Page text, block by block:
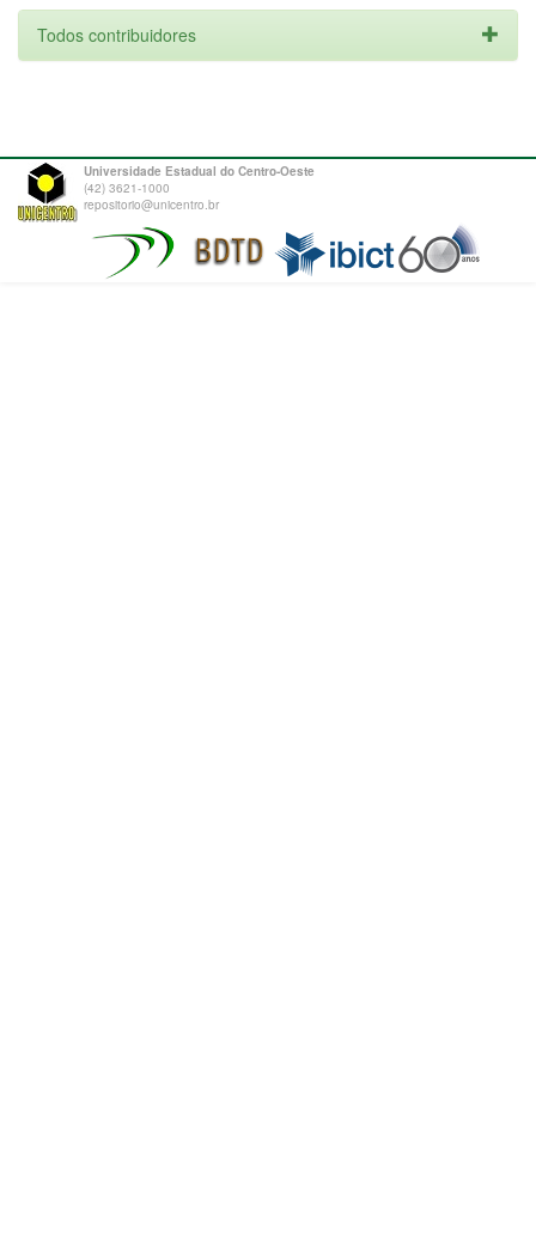
Todos contribuidores
Universidade Estadual do Centro-Oeste
(42) 3621-1000
repositorio@unicentro.br